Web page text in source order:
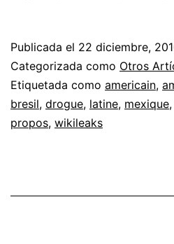
Publicada el 22 diciembre,
Categorizada como Otros
Etiquetada como americain,
bresil, drogue, latine, mexique,
propos, wikileaks